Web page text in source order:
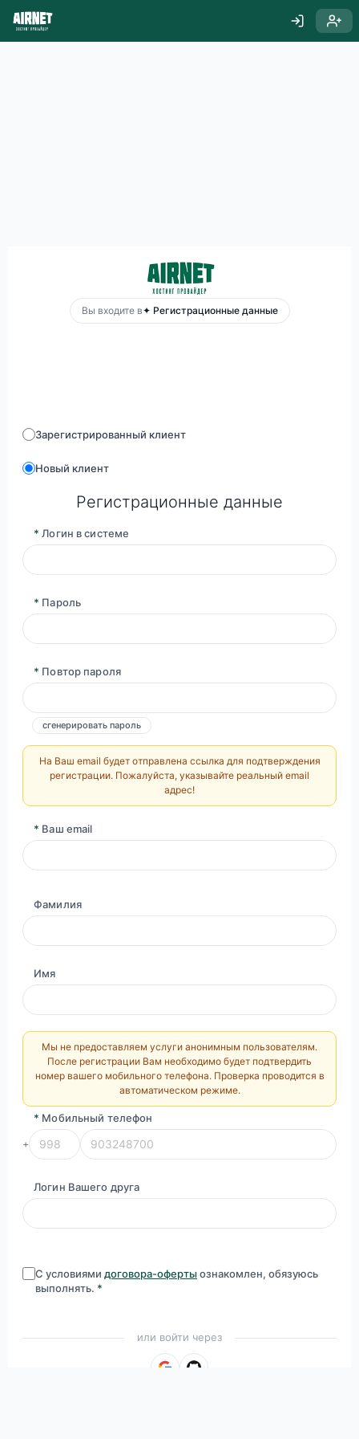
Вы входите в✦ Регистрационные данные
Зарегистрированный клиент
Новый клиент
Регистрационные данные
* Логин в системе
* Пароль
* Повтор пароля
сгенерировать пароль
На Ваш email будет отправлена ссылка для подтверждения
регистрации. Пожалуйста, указывайте реальный email
адрес!
* Ваш email
Фамилия
Имя
Мы не предоставляем услуги анонимным пользователям.
После регистрации Вам необходимо будет подтвердить
номер вашего мобильного телефона. Проверка проводится в
автоматическом режиме.
* Мобильный телефон
+
Логин Вашего друга
С условиями договора-офертыознакомлен, обязуюсь
выполнять. *
или войти через